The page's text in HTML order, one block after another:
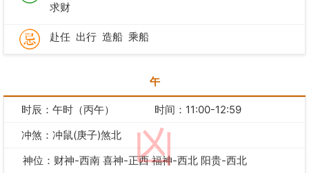
求财
赴任 出行 造船 乘船
午
凶
时辰：午时（丙午）
时间：11:00-12:59
冲煞：冲鼠(庚子)煞北
神位：财神-西南 喜神-正西 福神-西北 阳贵-西北